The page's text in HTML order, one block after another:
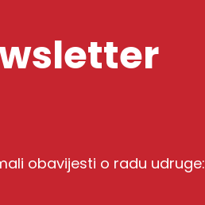
obavijesti o radu udruge: